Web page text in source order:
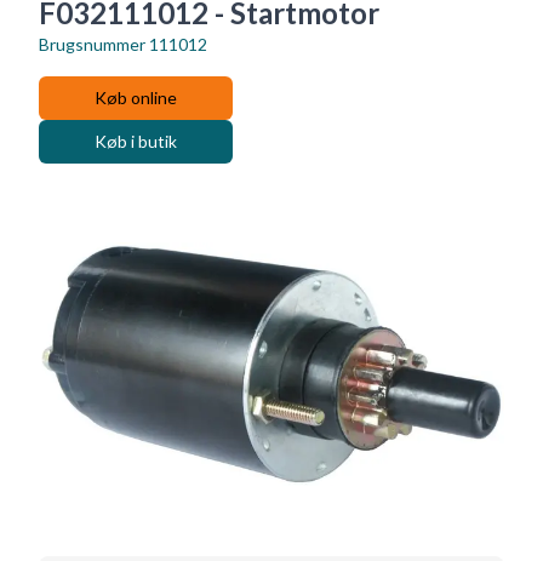
F032111012 - Startmotor
Brugsnummer 111012
Køb online
Køb i butik